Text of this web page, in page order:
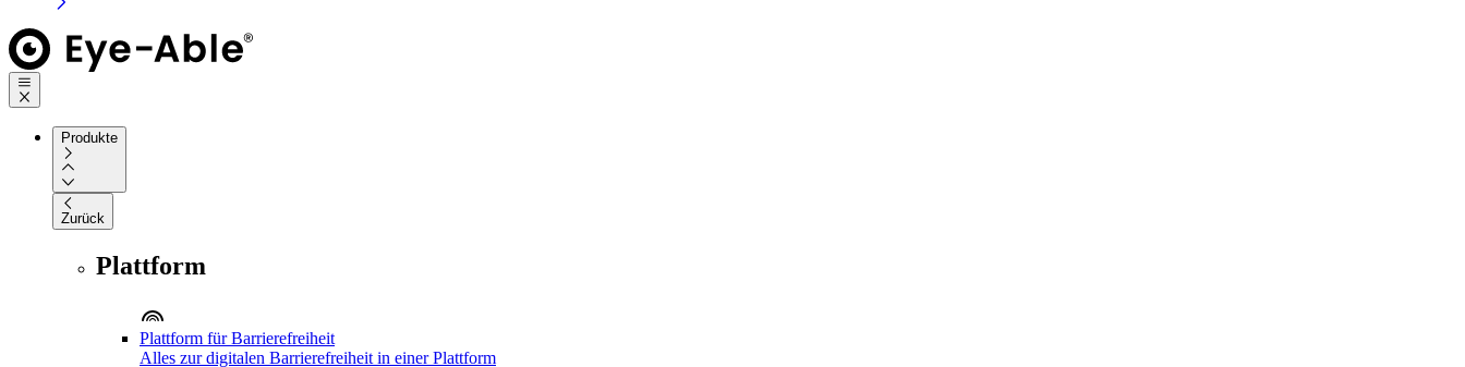
Produkte
Zurück
Plattform
Plattform für Barrierefreiheit
Alles zur digitalen Barrierefreiheit in einer Plattform